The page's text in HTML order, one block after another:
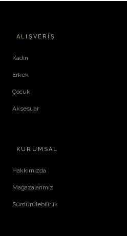
ALIŞVERIŞ
Kadın
Erkek
Çocuk
Aksesuar
KURUMSAL
Hakkımızda
Mağazalarımız
Sürdürülebilirlik